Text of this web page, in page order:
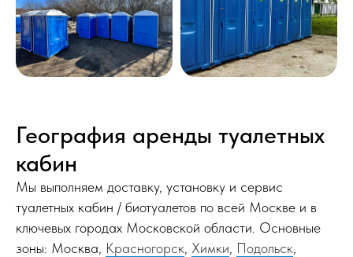
География аренды туалетных
кабин
Мы выполняем доставку, установку и сервис
туалетных кабин / биотуалетов по всей Москве и в
ключевых городах Московской области. Основные
зоны: Москва, Красногорск, Химки, Подольск,